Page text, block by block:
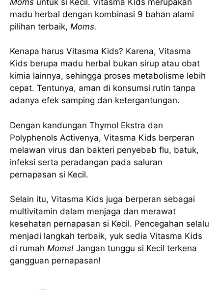
madu herbal dengan kombinasi 9 bahan alami
pilihan terbaik, Moms.
Kenapa harus Vitasma Kids? Karena, Vitasma
Kids berupa madu herbal bukan sirup atau obat
kimia lainnya, sehingga proses metabolisme lebih
cepat. Tentunya, aman di konsumsi rutin tanpa
adanya efek samping dan ketergantungan.
Dengan kandungan Thymol Ekstra dan
Polyphenols Activenya, Vitasma Kids berperan
melawan virus dan bakteri penyebab flu, batuk,
infeksi serta peradangan pada saluran
pernapasan si Kecil.
Selain itu, Vitasma Kids juga berperan sebagai
multivitamin dalam menjaga dan merawat
kesehatan pernapasan si Kecil. Pencegahan selalu
menjadi langkah terbaik, yuk sedia Vitasma Kids
di rumah Moms! Jangan tunggu si Kecil terkena
gangguan pernapasan!